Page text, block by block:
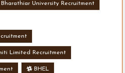
Bharathiar University Recruitment
Limited Recruitment
BHEL